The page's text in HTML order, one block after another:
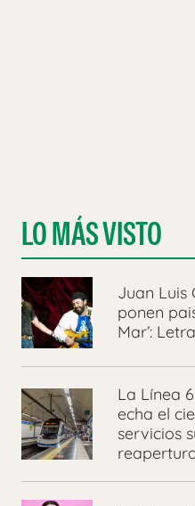
LO MÁS VISTO
Juan Luis
ponen
Mar’:
La Línea
echa el
servicios